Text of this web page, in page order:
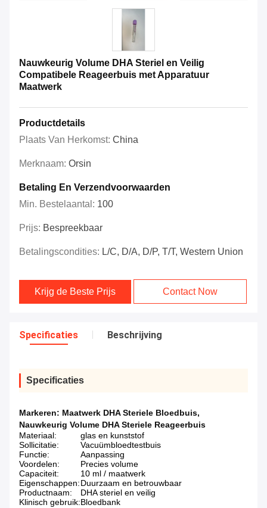
Nauwkeurig Volume DHA Steriel en Veilig
Compatibele Reageerbuis met Apparatuur
Maatwerk
Productdetails
Plaats Van Herkomst: China
Merknaam: Orsin
Betaling En Verzendvoorwaarden
Min. Bestelaantal: 100
Prijs: Bespreekbaar
Betalingscondities: L/C, D/A, D/P, T/T, Western Union
Krijg de Beste Prijs Contact Now
Specificaties Beschrijving
Specificaties
Markeren: Maatwerk DHA Steriele Bloedbuis,
Nauwkeurig Volume DHA Steriele Reageerbuis
Materiaal:
glas en kunststof
Sollicitatie:
Vacuümbloedtestbuis
Functie:
Aanpassing
Voordelen:
Precies volume
Capaciteit:
10 ml / maatwerk
Eigenschappen:Duurzaam en betrouwbaar
Productnaam:
DHA steriel en veilig
Klinisch gebruik:Bloedbank